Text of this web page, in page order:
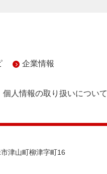
企業情報
個人情報の取り扱いについて
津山町柳津字町16